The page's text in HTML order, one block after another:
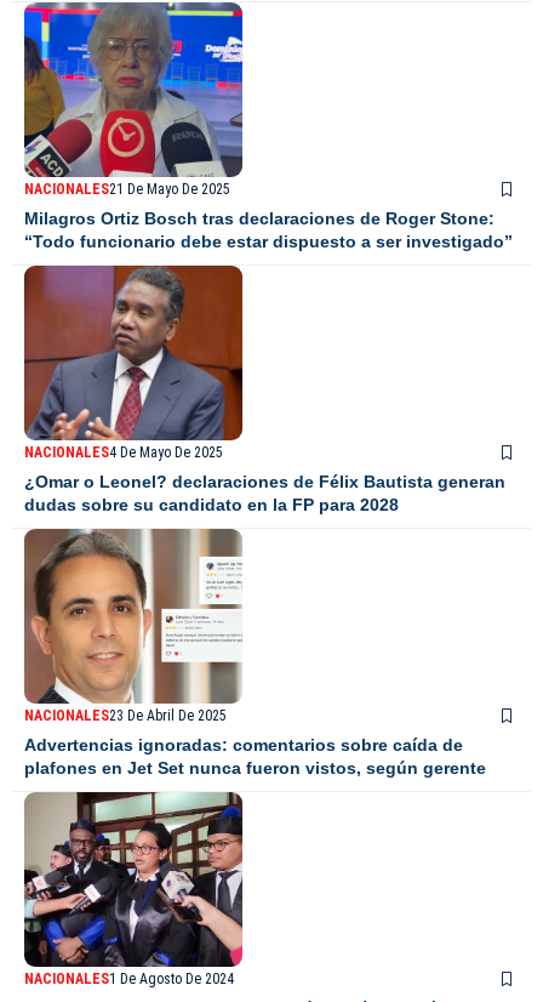
NACIONALES21 De Mayo De 2025
Milagros Ortiz Bosch tras declaraciones de Roger Stone:
“Todo funcionario debe estar dispuesto a ser investigado”
NACIONALES4 De Mayo De 2025
¿Omar o Leonel? declaraciones de Félix Bautista generan
dudas sobre su candidato en la FP para 2028
NACIONALES23 De Abril De 2025
Advertencias ignoradas: comentarios sobre caída de
plafones en Jet Set nunca fueron vistos, según gerente
NACIONALES1 De Agosto De 2024